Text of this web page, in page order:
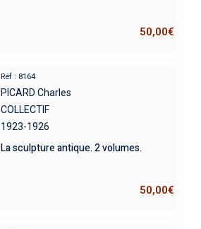
50,00€
Réf : 8164
PICARD Charles
COLLECTIF
1923-1926
La sculpture antique. 2 volumes.
50,00€